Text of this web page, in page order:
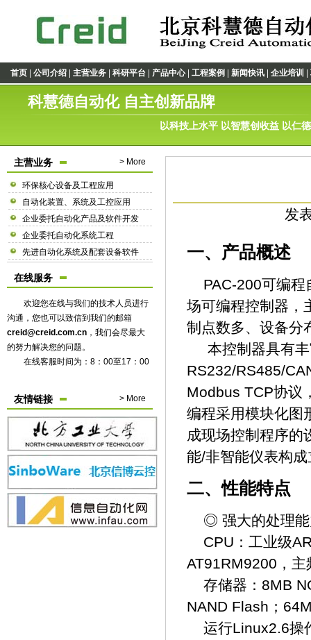
首页 | 公司介绍 | 主营业务 | 科研平台 | 产品中心| 工程案例 | 新闻快讯 | 企业培训 |
科慧德自动化 自主创新品牌
以科技上水平 以智慧创收益 以仁
主营业务 > More
环保核心设备及工程应用
自动化装置、系统及工控应用
企业委托自动化产品及软件开发
企业委托自动化系统工程
先进自动化系统及配套设备软件
在线服务
欢迎您在线与我们的技术人员进行
沟通，您也可以致信到我们的邮箱
creid@creid.com.cn ，我们会尽最大
的努力解决您的问题。
在线客服时间为：8：00至17：00
友情链接 > More
发
一、产品概述
PAC-200可编程
场可编程控制器，
制点数多、设备分
本控制器具有丰
RS232/RS485/
Modbus TCP协议
编程采用模块化图
成现场控制程序的
能/非智能仪表构
二、性能特点
◎ 强大的处理能
CPU：工业级
AT91RM9200，
存储器：8MB
NAND Flash；
运行Linux2.6操